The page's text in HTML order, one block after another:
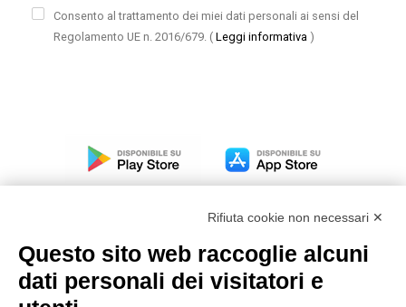
Consento al trattamento dei miei dati personali ai sensi del
Regolamento UE n. 2016/679. ( Leggi informativa )
Modello organizzativo, gestione e controllo – D. lgs.
Rifiuta cookie non necessari ✕
Questo sito web raccoglie alcuni
dati personali dei visitatori e